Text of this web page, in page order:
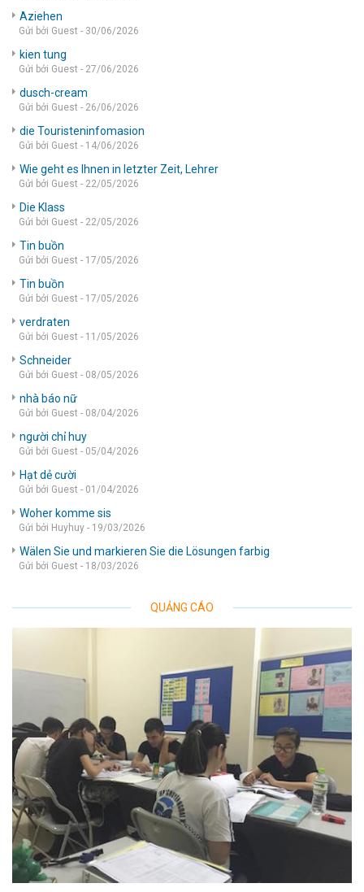
Aziehen
Gửi bởi Guest - 30/06/2026
kien tung
Gửi bởi Guest - 27/06/2026
dusch-cream
Gửi bởi Guest - 26/06/2026
die Touristeninfomasion
Gửi bởi Guest - 14/06/2026
Wie geht es Ihnen in letzter Zeit, Lehrer
Gửi bởi Guest - 22/05/2026
Die Klass
Gửi bởi Guest - 22/05/2026
Tin buồn
Gửi bởi Guest - 17/05/2026
Tin buồn
Gửi bởi Guest - 17/05/2026
verdraten
Gửi bởi Guest - 11/05/2026
Schneider
Gửi bởi Guest - 08/05/2026
nhà báo nữ
Gửi bởi Guest - 08/04/2026
người chỉ huy
Gửi bởi Guest - 05/04/2026
Hạt dẻ cười
Gửi bởi Guest - 01/04/2026
Woher komme sis
Gửi bởi Huyhuy - 19/03/2026
Wälen Sie und markieren Sie die Lösungen farbig
Gửi bởi Guest - 18/03/2026
QUẢNG CÁO